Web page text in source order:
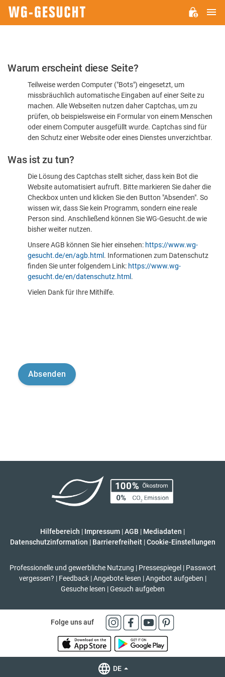
Bitte
dass
sind
Warum erscheint diese Seite?
Teilweise werden Computer ("Bots") eingesetzt, um
missbräuchlich automatische Eingaben auf einer Seite zu
machen. Alle Webseiten nutzen daher Captchas, um zu
prüfen, ob beispielsweise ein Formular von einem Menschen
oder einem Computer ausgefüllt wurde. Captchas sind für
den Schutz einer Website oder eines Dienstes unverzichtbar.
Was ist zu tun?
Die Lösung des Captchas stellt sicher, dass kein Bot die
Website automatisiert aufruft. Bitte markieren Sie daher die
Checkbox unten und klicken Sie den Button "Absenden". So
wissen wir, dass Sie kein Programm, sondern eine reale
Person sind. Anschließend können Sie WG-Gesucht.de wie
bisher weiter nutzen.
Unsere AGB können Sie hier einsehen: https://www.wg-
gesucht.de/en/agb.html . Informationen zum Datenschutz
finden Sie unter folgendem Link: https://www.wg-
gesucht.de/en/datenschutz.html .
Vielen Dank für Ihre Mithilfe.
Hilfebereich | Impressum |AGB | Mediadaten |
Datenschutzinformation | Barrierefreiheit | Cookie-Einstellungen
Professionelle und gewerbliche Nutzung | Pressespiegel | Passwort
vergessen? | Feedback | Angebote lesen | Angebot aufgeben |
Gesuche lesen | Gesuch aufgeben
Folge uns auf
DE